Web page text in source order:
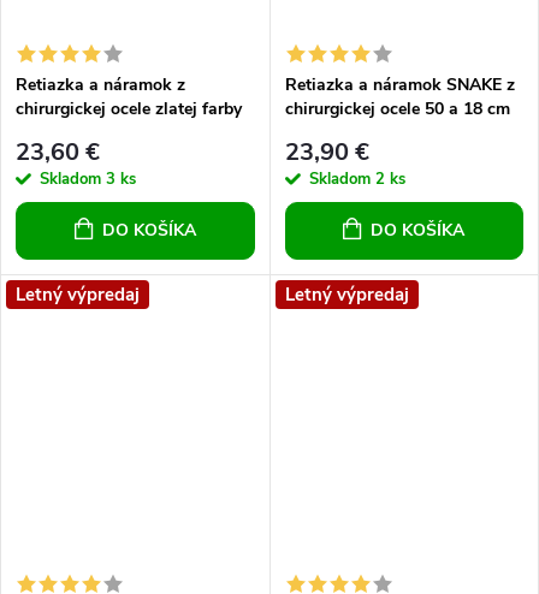
Retiazka a náramok z
chirurgickej ocele zlatej farby
23,60 €
Skladom 3 ks
DO KOŠÍKA
Retiazka a náramok SNAKE z
chirurgickej ocele 50 a 18 cm
23,90 €
Skladom 2 ks
DO KOŠÍKA
Letný výpredaj Letný výpredaj